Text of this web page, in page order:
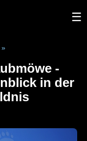
☰
»
-
in der